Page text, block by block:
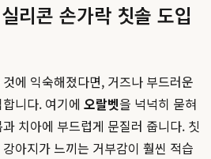
리콘 손가락 칫솔 도입
에 익숙해졌다면, 거즈나 부드러운
니다. 여기에 오랄벳을 넉넉히 묻혀
치아에 부드럽게 문질러 줍니다. 칫
아지가 느끼는 거부감이 훨씬 적습